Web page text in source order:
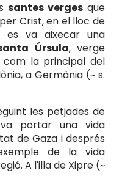
santes verges que
Crist, en el lloc de
es va aixecar una
Úrsula, verge
com la principal del
a Germània (~ s.
les petjades de
portar una vida
de Gaza i després
de la vida
A l'illa de Xipre (~